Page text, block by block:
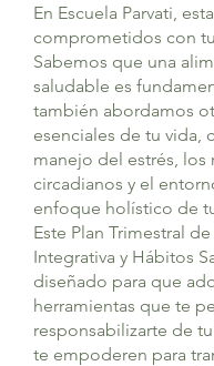
En Escuela Parvati,
comprometidos con
Sabemos que una
saludable es
también abordamos
esenciales de tu vida,
manejo del estrés, los
circadianos y el
enfoque holístico de
Este Plan Trimestral
Integrativa y Hábitos
diseñado para que
herramientas que te
responsabilizarte de
te empoderen para